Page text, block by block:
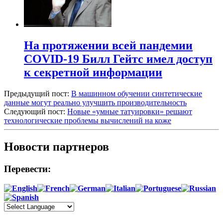
На протяжении всей пандемии
COVID-19 Билл Гейтс имел доступ
к секретной информации
Предыдущий пост: В машинном обучении синтетические
данные могут реально улучшить производительность
Следующий пост: Новые «умные татуировки» решают
технологические проблемы вычислений на коже
Новости партнеров
Перевести: